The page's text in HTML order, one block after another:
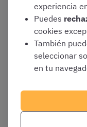
Proceso de
presentado
Finalmente, a
el proceso
definitiva de
oposiciones
de Galicia. El
en los mismos
experiencia
Puedes
cookies
También
seleccionar
en tu